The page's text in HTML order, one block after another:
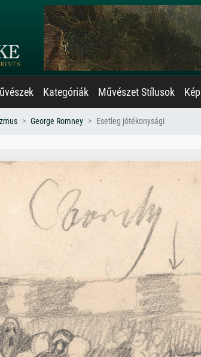
Kategóriák Művészet Stílusok
George Romney Esetleg jótékonysági